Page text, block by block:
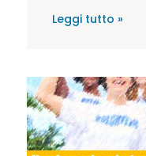
Leggi tutto »